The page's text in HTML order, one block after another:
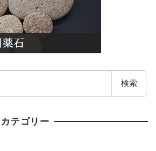
検索
カテゴリー